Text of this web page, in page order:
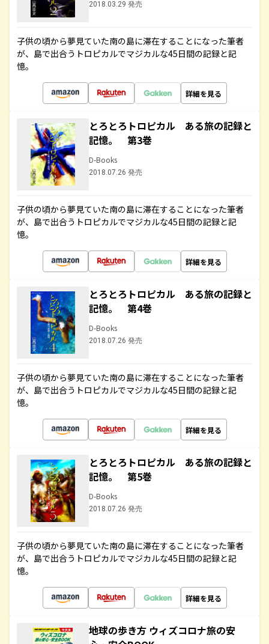
2018.03.29 発売
子供の頃から夢見ていた南の島に滞在することになった筆者
が、島で出合うトロピカルでマジカルな45日間の記録と記
憶。
詳細を見る
とろとろトロピカル ある旅の記録と
記憶。 第3巻
D-Books
2018.07.26 発売
子供の頃から夢見ていた南の島に滞在することになった筆者
が、島で出合うトロピカルでマジカルな45日間の記録と記
憶。
詳細を見る
とろとろトロピカル ある旅の記録と
記憶。 第4巻
D-Books
2018.07.26 発売
子供の頃から夢見ていた南の島に滞在することになった筆者
が、島で出合うトロピカルでマジカルな45日間の記録と記
憶。
詳細を見る
とろとろトロピカル ある旅の記録と
記憶。 第5巻
D-Books
2018.07.26 発売
子供の頃から夢見ていた南の島に滞在することになった筆者
が、島で出合うトロピカルでマジカルな45日間の記録と記
憶。
詳細を見る
地球の歩き方 ウィズコロナ旅の安